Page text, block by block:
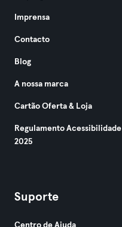
Imprensa
Contacto
Blog
A nossa marca
Cartão Oferta & Loja
Regulamento Acessibilidade
2025
Suporte
Centro de Ajuda